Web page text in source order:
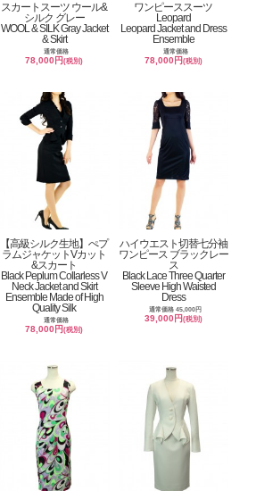
スカートスーツ ウール&
シルク グレー
WOOL & SILK Gray Jacket
& Skirt
通常価格
78,000円(税別)
ワンピーススーツ
Leopard
Leopard Jacket and Dress
Ensemble
通常価格
78,000円 (税別)
【高級シルク生地】ぺプ
ラムジャケットVカット
&スカート
Black Peplum Collarless V
Neck Jacket and Skirt
Ensemble Made of High
Quality Silk
通常価格
78,000円(税別)
ハイウエスト切替七分袖
ワンピース ブラックレー
ス
Black Lace Three Quarter
Sleeve High Waisted
Dress
通常価格 45,000円
39,000円 (税別)